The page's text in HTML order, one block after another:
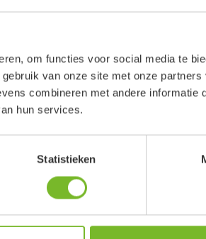
om functies voor social media te
van onze site met onze partners
combineren met andere informatie
hun services.
Statistieken
lozen en weer vers
de rust, de
. Heeft u liever
95. Graag tot ziens!